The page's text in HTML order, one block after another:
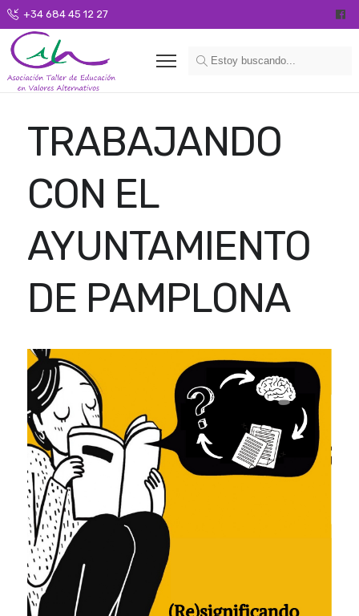
+34 684 45 12 27
TRABAJANDO
CON EL
AYUNTAMIENTO
DE PAMPLONA